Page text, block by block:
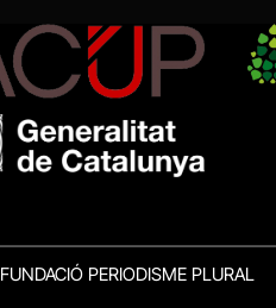
FUNDACIÓ PERIODISME PLURAL